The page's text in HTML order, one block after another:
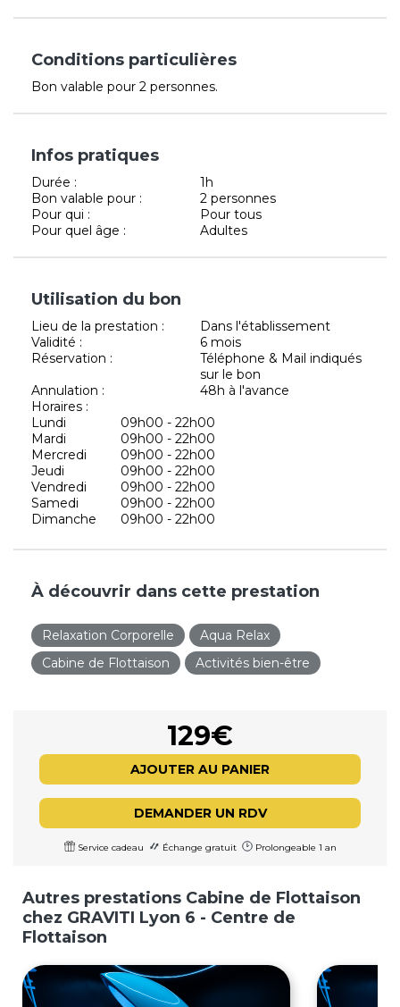
Conditions particulières
Bon valable pour 2 personnes.
Infos pratiques
Durée :
1h
Bon valable pour :
2 personnes
Pour qui :
Pour tous
Pour quel âge :
Adultes
Utilisation du bon
Lieu de la prestation :
Dans l'établissement
Validité :
6 mois
Réservation :
Téléphone & Mail indiqués
sur le bon
Annulation :
48h à l'avance
Horaires :
Lundi
09h00 - 22h00
Mardi
09h00 - 22h00
Mercredi
09h00 - 22h00
Jeudi
09h00 - 22h00
Vendredi
09h00 - 22h00
Samedi
09h00 - 22h00
Dimanche
09h00 - 22h00
À découvrir dans cette prestation
Relaxation Corporelle
Aqua Relax
Cabine de Flottaison
Activités bien-être
129€
AJOUTER AU PANIER
DEMANDER UN RDV
Service cadeau Échange gratuit Prolongeable 1 an
Autres prestations Cabine de Flottaison
chez GRAVITI Lyon 6 - Centre de
Flottaison